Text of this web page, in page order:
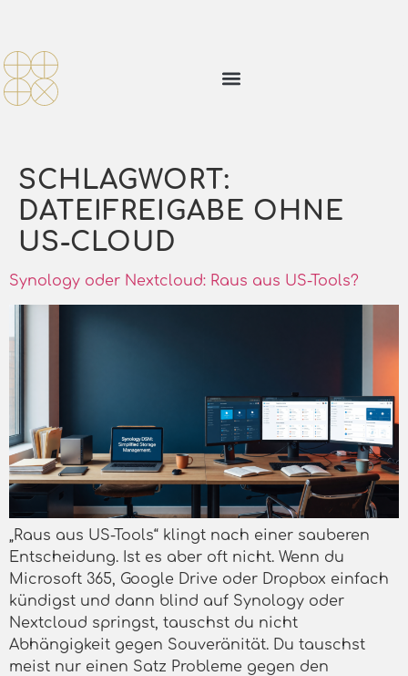
SCHLAGWORT:
DATEIFREIGABE OHNE
US-CLOUD
Synology oder Nextcloud: Raus aus US-Tools?
„Raus aus US-Tools“ klingt nach einer sauberen
Entscheidung. Ist es aber oft nicht. Wenn du
Microsoft 365, Google Drive oder Dropbox einfach
kündigst und dann blind auf Synology oder
Nextcloud springst, tauschst du nicht
Abhängigkeit gegen Souveränität. Du tauschst
meist nur einen Satz Probleme gegen den